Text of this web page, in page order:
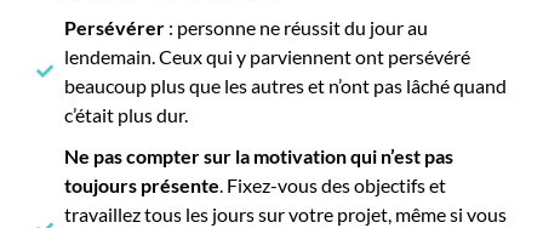
Persévérer: personne ne réussit du jour au
lendemain. Ceux qui y parviennent ont persévéré
beaucoup plus que les autres et n’ont pas lâché quand
c’était plus dur.
Ne pas compter sur la motivation qui n’est pas
toujours présente. Fixez-vous des objectifs et
travaillez tous les jours sur votre projet, même si vous